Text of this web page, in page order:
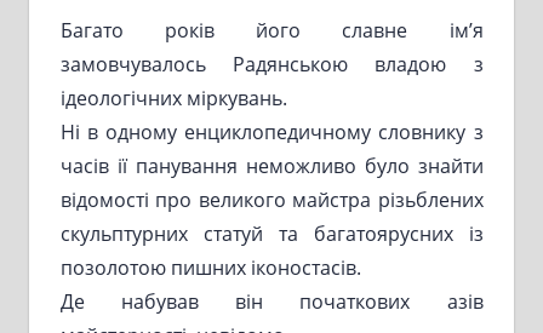
Багато років його славне ім’я
замовчувалось Радянською владою з
ідеологічних міркувань.
Ні в одному енциклопедичному словнику з
часів ії панування неможливо було знайти
відомості про великого майстра різьблених
скульптурних статуй та багатоярусних із
позолотою пишних іконостасів.
Де набував він початкових азів